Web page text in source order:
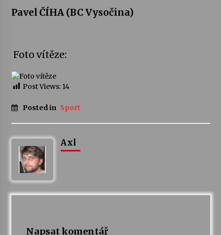
Pavel ČÍHA (BC Vysočina)
Foto vítěze:
Post Views: 14
Posted in Sport
Axl
Napsat komentář